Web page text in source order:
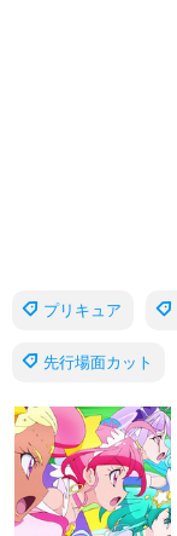
プリキュア
先行場面カット